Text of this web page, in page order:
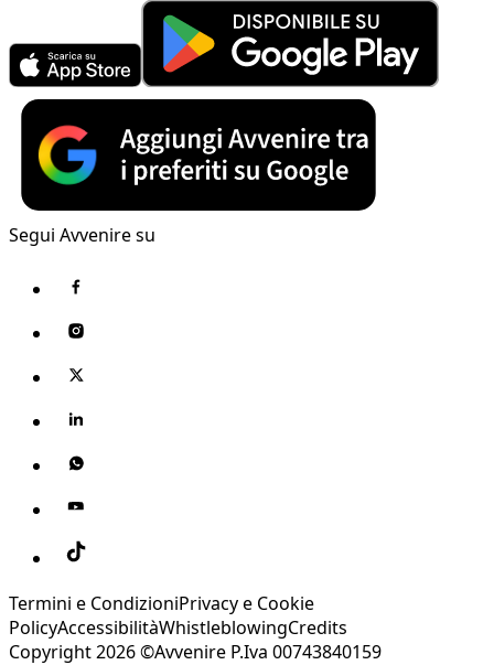
Segui Avvenire su
Termini e CondizioniPrivacy e Cookie
PolicyAccessibilitàWhistleblowingCredits
Copyright 2026 ©Avvenire P.Iva 00743840159